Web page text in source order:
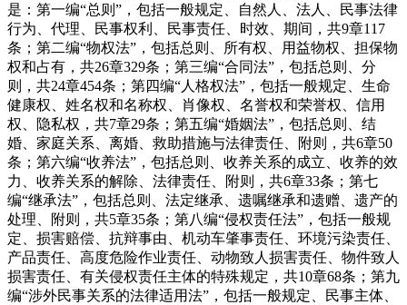
是：第一编“总则”，包括一般规定、自然人、法人、民事法律
行为、代理、民事权利、民事责任、时效、期间，共9章117
条；第二编“物权法”，包括总则、所有权、用益物权、担保物
权和占有，共26章329条；第三编“合同法”，包括总则、分
则，共24章454条；第四编“人格权法”，包括一般规定、生命
健康权、姓名权和名称权、肖像权、名誉权和荣誉权、信用
权、隐私权，共7章29条；第五编“婚姻法”，包括总则、结
婚、家庭关系、离婚、救助措施与法律责任、附则，共6章50
条；第六编“收养法”，包括总则、收养关系的成立、收养的效
力、收养关系的解除、法律责任、附则，共6章33条；第七
编“继承法”，包括总则、法定继承、遗嘱继承和遗赠、遗产的
处理、附则，共5章35条；第八编“侵权责任法”，包括一般规
定、损害赔偿、抗辩事由、机动车肇事责任、环境污染责任、
产品责任、高度危险作业责任、动物致人损害责任、物件致人
损害责任、有关侵权责任主体的特殊规定，共10章68条；第九
编“涉外民事关系的法律适用法”，包括一般规定、民事主体、